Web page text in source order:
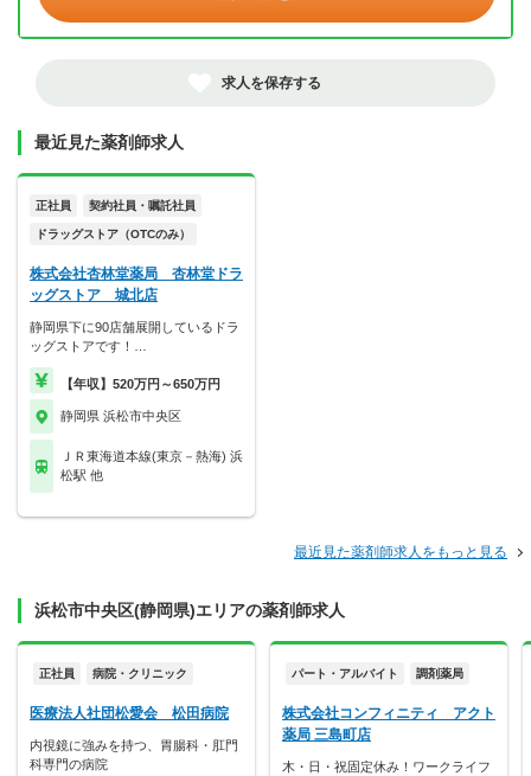
求人を保存する
最近見た薬剤師求人
正社員 契約社員・嘱託社員
ドラッグストア（OTCのみ）
株式会社杏林堂薬局 杏林堂ドラ
ッグストア 城北店
静岡県下に90店舗展開しているドラ
ッグストアです！…
【年収】520万円～650万円
静岡県 浜松市中央区
ＪＲ東海道本線(東京－熱海) 浜
松駅 他
最近見た薬剤師求人をもっと見る
浜松市中央区(静岡県)エリアの薬剤師求人
正社員 病院・クリニック
医療法人社団松愛会 松田病院
内視鏡に強みを持つ、胃腸科・肛門
科専門の病院
パート・アルバイト 調剤薬局
株式会社コンフィニティ アクト
薬局 三島町店
木・日・祝固定休み！ワークライフ